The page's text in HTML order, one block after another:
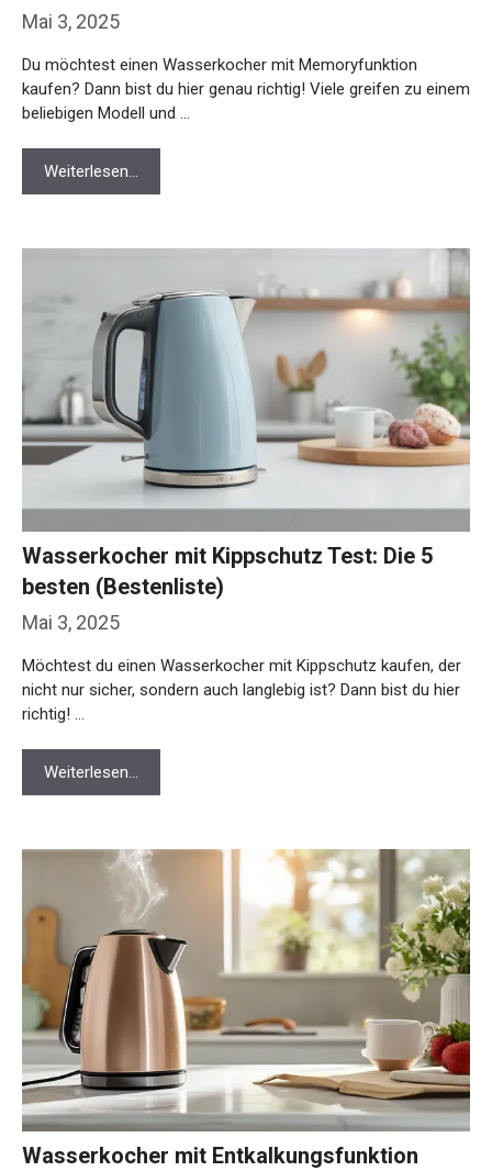
Mai 3, 2025
Du möchtest einen Wasserkocher mit Memoryfunktion
kaufen? Dann bist du hier genau richtig! Viele greifen zu einem
beliebigen Modell und …
Weiterlesen…
Mai 3, 2025
Wasserkocher mit Kippschutz Test: Die 5
besten (Bestenliste)
Möchtest du einen Wasserkocher mit Kippschutz kaufen, der
nicht nur sicher, sondern auch langlebig ist? Dann bist du hier
richtig! …
Weiterlesen…
Wasserkocher mit Entkalkungsfunktion